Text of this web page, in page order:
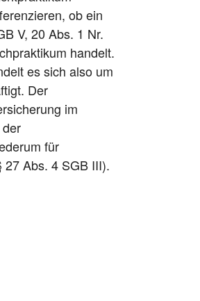
ob ein
V, 20 Abs. 1 Nr.
handelt.
es sich also um
Der
im
für
Abs. 4 SGB III).